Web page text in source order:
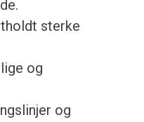
sterke
og
og